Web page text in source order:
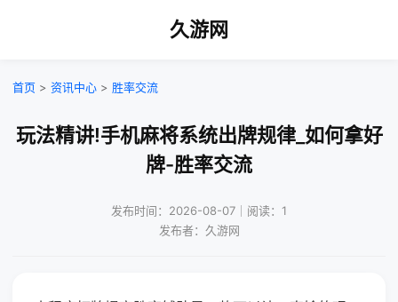
久游网
首页 > 资讯中心 > 胜率交流
玩法精讲!手机麻将系统出牌规律_如何拿好
牌-胜率交流
发布时间：2026-08-07｜阅读：1
发布者：久游网